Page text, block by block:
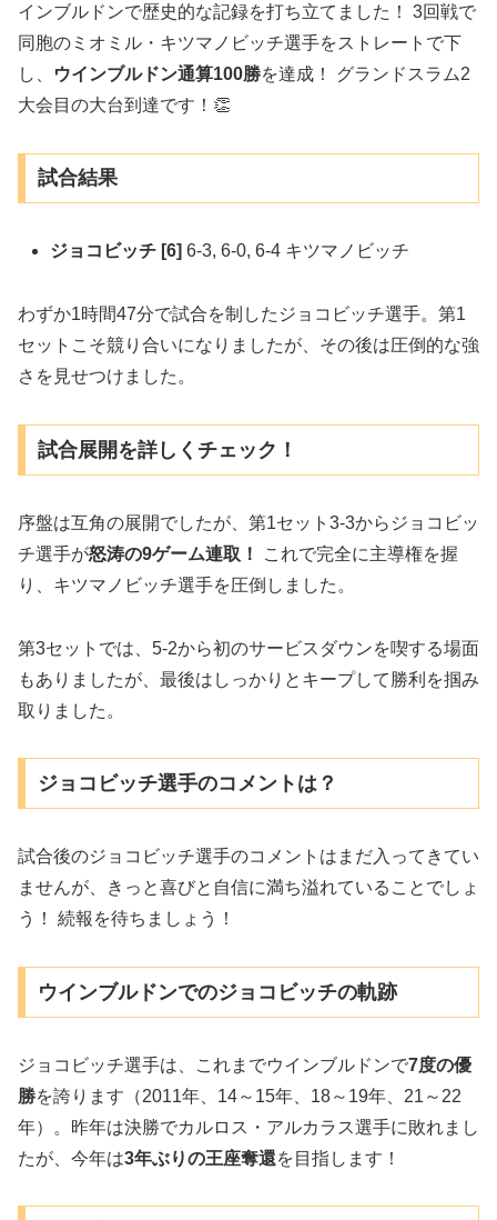
インブルドンで歴史的な記録を打ち立てました！ 3回戦で
同胞のミオミル・キツマノビッチ選手をストレートで下
し、
ウインブルドン通算100勝を達成！ グランドスラム2
大会目の大台到達です！👏
試合結果
ジョコビッチ [6] 6-3, 6-0, 6-4 キツマノビッチ
わずか1時間47分で試合を制したジョコビッチ選手。第1
セットこそ競り合いになりましたが、その後は圧倒的な強
さを見せつけました。
試合展開を詳しくチェック！
序盤は互角の展開でしたが、第1セット3-3からジョコビッ
チ選手が怒涛の9ゲーム連取！
これで完全に主導権を握
り、キツマノビッチ選手を圧倒しました。
第3セットでは、5-2から初のサービスダウンを喫する場面
もありましたが、最後はしっかりとキープして勝利を掴み
取りました。
ジョコビッチ選手のコメントは？
試合後のジョコビッチ選手のコメントはまだ入ってきてい
ませんが、きっと喜びと自信に満ち溢れていることでしょ
う！ 続報を待ちましょう！
ウインブルドンでのジョコビッチの軌跡
ジョコビッチ選手は、これまでウインブルドンで7度の優
勝を誇ります（2011年、14～15年、18～19年、21～22
年）。昨年は決勝でカルロス・アルカラス選手に敗れまし
たが、今年は3年ぶりの王座奪還を目指します！